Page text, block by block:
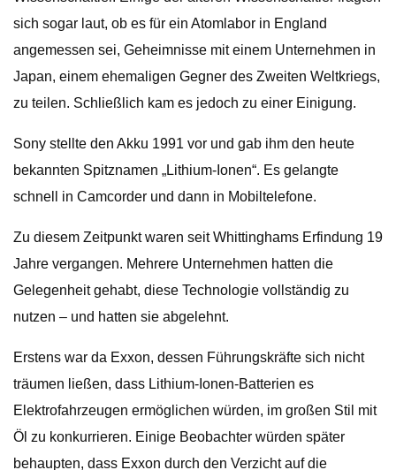
sich sogar laut, ob es für ein Atomlabor in England
angemessen sei, Geheimnisse mit einem Unternehmen in
Japan, einem ehemaligen Gegner des Zweiten Weltkriegs,
zu teilen. Schließlich kam es jedoch zu einer Einigung.
Sony stellte den Akku 1991 vor und gab ihm den heute
bekannten Spitznamen „Lithium-Ionen“. Es gelangte
schnell in Camcorder und dann in Mobiltelefone.
Zu diesem Zeitpunkt waren seit Whittinghams Erfindung 19
Jahre vergangen. Mehrere Unternehmen hatten die
Gelegenheit gehabt, diese Technologie vollständig zu
nutzen – und hatten sie abgelehnt.
Erstens war da Exxon, dessen Führungskräfte sich nicht
träumen ließen, dass Lithium-Ionen-Batterien es
Elektrofahrzeugen ermöglichen würden, im großen Stil mit
Öl zu konkurrieren. Einige Beobachter würden später
behaupten, dass Exxon durch den Verzicht auf die